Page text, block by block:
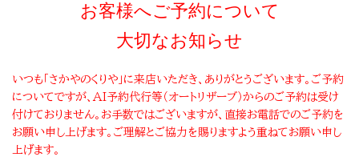
お客様へご予約について
大切なお知らせ
いつも「さかやのくりや」に来店いただき、ありがとうございます。ご予約
についてですが、AI予約代行等（オートリザーブ）からのご予約は受け
付けておりません。お手数ではございますが、直接お電話でのご予約を
お願い申し上げます。ご理解とご協力を賜りますよう重ねてお願い申し
上げます。